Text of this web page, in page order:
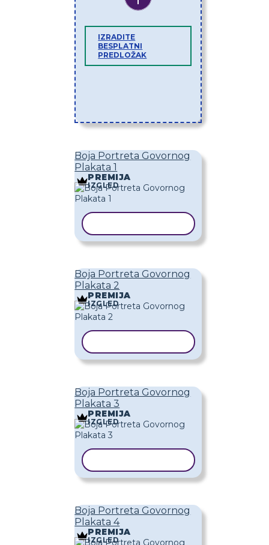
IZRADITE
BESPLATNI
PREDLOŽAK
Boja Portreta Govornog
Plakata 1
PREMIJA
IZGLED
Boja Portreta Govornog
Plakata 2
PREMIJA
IZGLED
Boja Portreta Govornog
Plakata 3
PREMIJA
IZGLED
Boja Portreta Govornog
Plakata 4
PREMIJA
IZGLED